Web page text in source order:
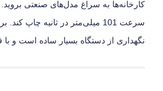
نگهداری از دستگاه بسیار ساده است و